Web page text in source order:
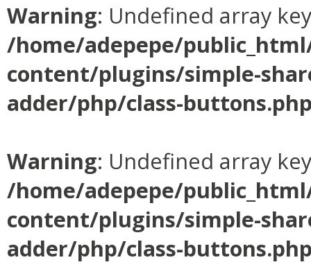
Warning: Undefined array
/home/adepepe/
content/plugins/simple-
adder/php/class-
Warning: Undefined array
/home/adepepe/
content/plugins/simple-
adder/php/class-